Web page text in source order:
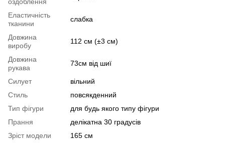
Еластичність
тканини
слабка
Довжина
виробу
112 см (±3 см)
Довжина
рукава
73см від шиї
Силует
вільний
Стиль
повсякденний
Тип фігури
для будь якого типу фігури
Прання
делікатна 30 градусів
Зріст модели
165 см